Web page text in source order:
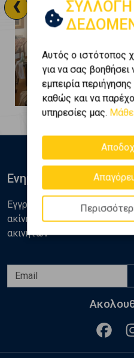
Ηλιούπολη - Αγία
410.000 €
ΣΥΛΛΟΓΗ
Αυτός ο ιστότοπος
για να σας
εμπειρία
καθώς και να
υπηρεσίες μας.
Ενημερωθείτε
Εγγραφείτε στο newsletter
ακίνητα, αναλύσεις και
ακινήτων